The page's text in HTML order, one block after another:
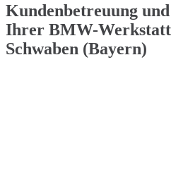
Kundenbetreuung
Ihrer BMW-Werkstatt
Schwaben (Bayern)